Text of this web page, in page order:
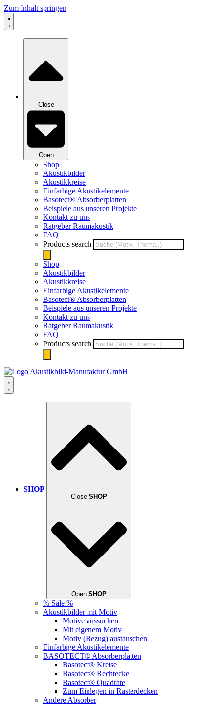
Zum Inhalt springen
Close
Open
Shop
Akustikbilder
Akustikkreise
Einfarbige Akustikelemente
Basotect® Absorberplatten
Beispiele aus unseren Projekte
Kontakt zu uns
Ratgeber Raumakustik
FAQ
Products search
Shop
Akustikbilder
Akustikkreise
Einfarbige Akustikelemente
Basotect® Absorberplatten
Beispiele aus unseren Projekte
Kontakt zu uns
Ratgeber Raumakustik
FAQ
Products search
SHOP
Close SHOP
Open SHOP
% Sale %
Akustikbilder mit Motiv
Motive aussuchen
Mit eigenem Motiv
Motiv (Bezug) austauschen
Einfarbige Akustikelemente
BASOTECT® Absorberplatten
Basotect® Kreise
Basotect® Rechtecke
Basotect® Quadrate
Zum Einlegen in Rasterdecken
Andere Absorber